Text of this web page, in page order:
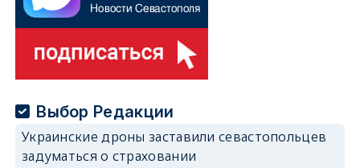
Выбор Редакции
Украинские дроны заставили севастопольцев
задуматься о страховании